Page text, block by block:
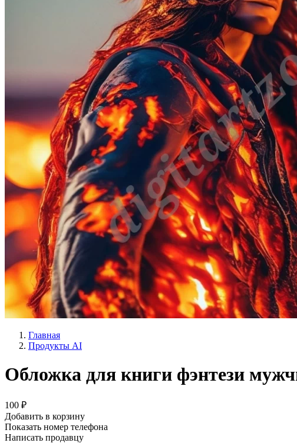
Главная
Продукты AI
Обложка для книги фэнтези
100 ₽
Добавить в корзину
Показать номер телефона
Написать продавцу